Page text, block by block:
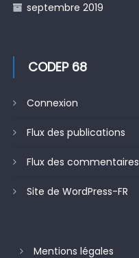
septembre 2019
CODEP 68
Connexion
Flux des publications
Flux des commentaires
Site de WordPress-FR
Mentions légales